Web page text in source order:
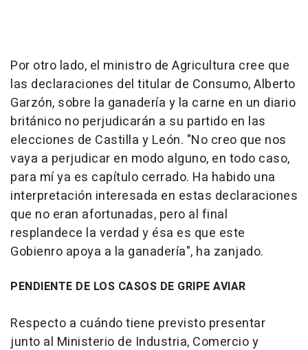
Por otro lado, el ministro de Agricultura cree que
las declaraciones del titular de Consumo, Alberto
Garzón, sobre la ganadería y la carne en un diario
británico no perjudicarán a su partido en las
elecciones de Castilla y León. "No creo que nos
vaya a perjudicar en modo alguno, en todo caso,
para mí ya es capítulo cerrado. Ha habido una
interpretación interesada en estas declaraciones
que no eran afortunadas, pero al final
resplandece la verdad y ésa es que este
Gobienro apoya a la ganadería", ha zanjado.
PENDIENTE DE LOS CASOS DE GRIPE AVIAR
Respecto a cuándo tiene previsto presentar
junto al Ministerio de Industria, Comercio y